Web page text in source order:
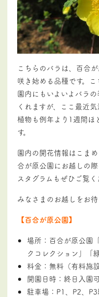
こちらのバラは、百合
咲き始める品種です。
園内にもいよいよバラ
くれますが、
ここ最近
植物も例年より1週間ほ
す。
園内の開花情報はこま
合が原公園にお越しの
スタグラムもぜひご覧く
みなさまのお越しをお待
【百合が原公園】
場所：百合が原公園
クコレクション」「
料金：無料（有料施
開園日時：終日入園
駐車場：P1、P2、